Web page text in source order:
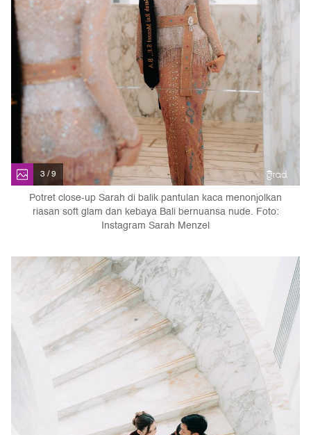
3 / 9
Potret close-up Sarah di balik pantulan kaca menonjolkan
riasan soft glam dan kebaya Bali bernuansa nude. Foto:
Instagram Sarah Menzel